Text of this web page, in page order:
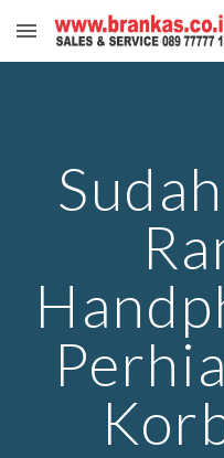
Skip to main content